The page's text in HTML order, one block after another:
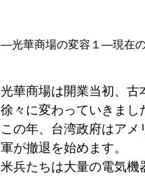
―光華商場の変容１―現在
光華商場は開業当初、古
徐々に変わっていきまし
この年、台湾政府はア
軍が撤退を始めます。
米兵たちは大量の電気機